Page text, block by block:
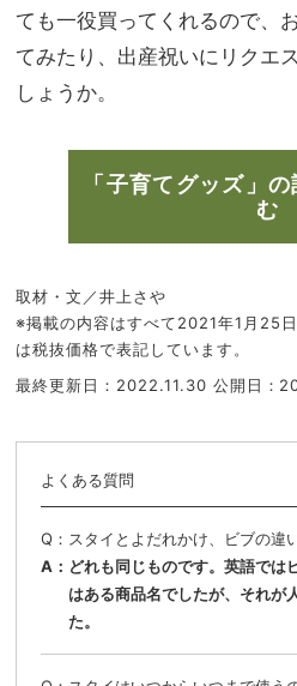
ても一役買ってくれるので、
てみたり、出産祝いにリクエ
しょうか。
「子育てグッズ」
む
取材・文／井上さや
※掲載の内容はすべて2021年1月25
は税抜価格で表記しています。
最終更新日：2022.11.30 公開日：
よくある質問
スタイとよだれかけ、ビブの違
どれも同じものです。英語では
はある商品名でしたが、それが
た。